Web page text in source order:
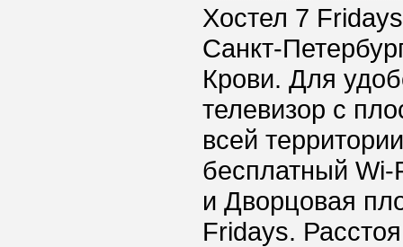
Хостел 7
Санкт-
Крови. Для
телевизор с
всей
бесплатный
и Дворцовая
Fridays.